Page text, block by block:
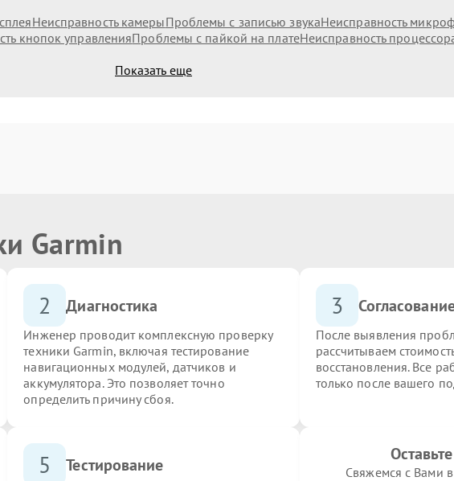
Неисправность камерыПроблемы с записью звукаНеисправность
кнопок управленияПроблемы с пайкой на платеНеисправность
Показать еще
Garmin
2 Диагностика
Инженер проводит комплексную проверку
техники Garmin, включая тестирование
навигационных модулей, датчиков и
аккумулятора. Это позволяет точно
определить причину сбоя.
3
После выявления
рассчитываем
восстановления. Все
только после вашего
5 Тестирование Свяжемся с Вами